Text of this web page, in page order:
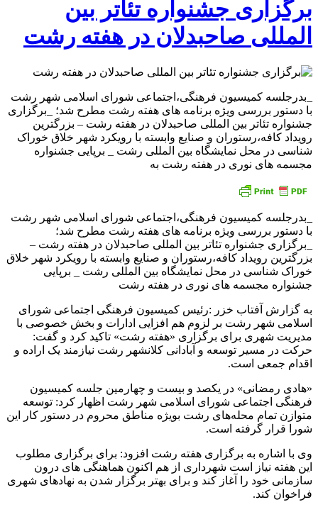
برگزاری جشنواره تئاتر بین
المللی صاحبدلان در هفته رشت
_بدرجلسه کمیسیون فرهنگی،اجتماعی شورای اسلامی شهر رشت
با دستور بررسی ویژه برنامه های هفته رشت مطرح شد؛ _برگزاری
جشنواره تئاتر بین المللی صاحبدلان در هفته رشت – بزرگترین
رویداد کافه،رستوران و صنایع وابسته با رویکرد شهر خلاق خوراک
شناسی در محل نمایشگاه بین المللی رشت _ برپایی جشنواره
مجسمه های نوری در هفته رشت به
_بدرجلسه کمیسیون فرهنگی،اجتماعی شورای اسلامی شهر رشت
با دستور بررسی ویژه برنامه های هفته رشت مطرح شد؛
_برگزاری جشنواره تئاتر بین المللی صاحبدلان در هفته رشت –
بزرگترین رویداد کافه،رستوران و صنایع وابسته با رویکرد شهر خلاق
خوراک شناسی در محل نمایشگاه بین المللی رشت _ برپایی
جشنواره مجسمه های نوری در هفته رشت
به گزارش آفتاب خزر :رئیس کمیسیون فرهنگی اجتماعی شورای
اسلامی شهر رشت بر لزوم هم افزایی ادارات و بخش خصوصی با
مدیریت شهری برای برگزاری «هفته رشت» تاکید کرد و گفت:
حرکت در مسیر توسعه و آبادانی کلانشهر رشت نیازمند یک اراده و
اقدام جمعی است.
«هادی رمضانی» در یکصد و بیست و چهارمین جلسه کمیسیون
فرهنگی اجتماعی شورای اسلامی شهر رشت اظهار کرد: توسعه
متوازن تمام محله‌های رشت بویژه مناطق محروم در دستور کار این
شورا قرار گرفته است.
وی با اشاره به برگزاری هفته رشت افزود: برای برگزاری مطلوب
این هفته نیاز است شهرداری از هم اکنون هماهنگی های درون
سازمانی خود را آغاز کند و برای بهتر برگزار شدن به نهادهای شهری
فراخوان کند.